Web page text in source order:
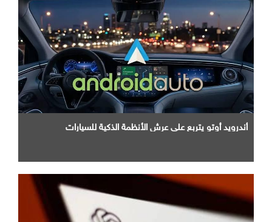
أندرويد أوتو يتربع علي عرش الأنظمة الذكية للسيارات